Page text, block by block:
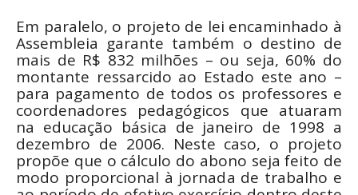
Em paralelo, o projeto de lei encaminhado à
Assembleia garante também o destino de
mais de R$ 832 milhões – ou seja, 60% do
montante ressarcido ao Estado este ano –
para pagamento de todos os professores e
coordenadores pedagógicos que atuaram
na educação básica de janeiro de 1998 a
dezembro de 2006. Neste caso, o projeto
propõe que o cálculo do abono seja feito de
modo proporcional à jornada de trabalho e